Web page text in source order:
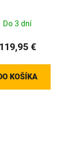
Do 3 dní
119,95 €
KOŠÍKA